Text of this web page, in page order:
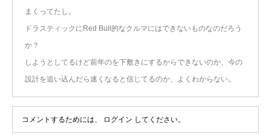
まくってたし。
ドラスティックにRed Bull的なクルマにはできないものなのだろう
か？
しようとしてるけど前年のを下敷きにするからできないのか、今の
設計を追い込んだら速くなると信じてるのか、よくわからない。
コメントするためには、 ログイン してください。